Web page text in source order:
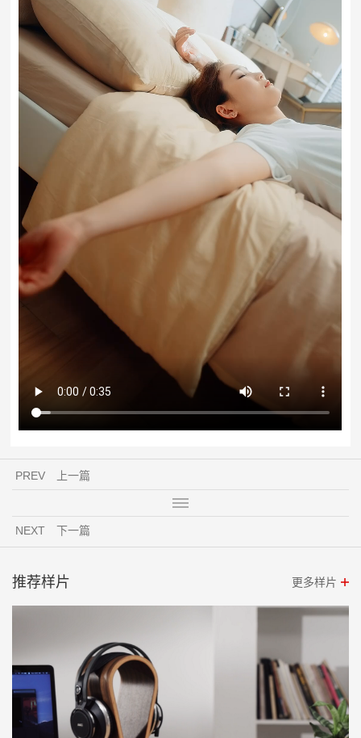
PREV 上一篇
NEXT 下一篇
推荐样片 更多样片